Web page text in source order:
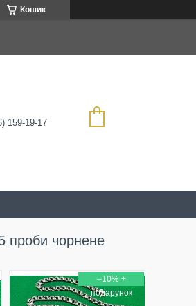
Кошик
159-19-17
проби чорнене
–10%